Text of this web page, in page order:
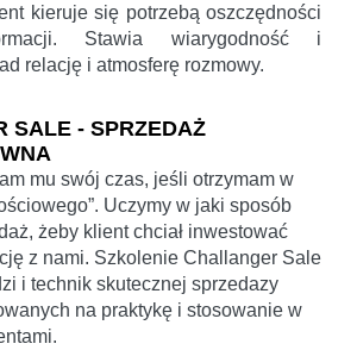
kieruje się potrzebą oszczędności
Stawia wiarygodność i
relację i atmosferę rozmowy.
SALE - SPRZEDAŻ
mu swój czas, jeśli otrzymam w
Uczymy w jaki sposób
żeby klient chciał inwestować
z nami. Szkolenie Challanger Sale
i technik skutecznej sprzedazy
na praktykę i stosowanie w